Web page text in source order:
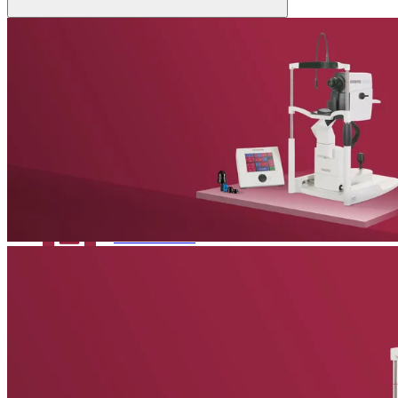
Academy Kontakt
Veranstaltungen
Bevorstehende Ausstellungen, Konferenzen und
Patient:innen
Um keine Neuigkeiten zu verpassen, melden Sie sich für unserenNewsletter